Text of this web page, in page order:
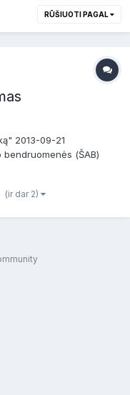
RŪŠIUOTI PAGAL
2013-09-21
(ŠAB)
sublogusio (gerų
(ir dar 2)